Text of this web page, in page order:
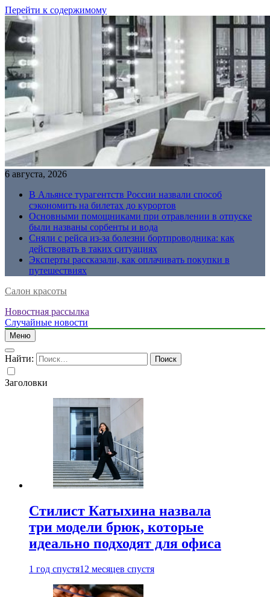
Перейти к содержимому
6 августа, 2026
В Альянсе турагентств России назвали способ
сэкономить на билетах до курортов
Основными помощниками при отравлении в отпуске
были названы сорбенты и вода
Сняли с рейса из-за болезни бортпроводника: как
действовать в таких ситуациях
Эксперты рассказали, как оплачивать покупки в
путешествиях
Салон красоты
Новостная рассылка
Случайные новости
Меню
Найти:
Заголовки
Стилист Катыхина назвала
три модели брюк, которые
идеально подходят для офиса
1 год спустя12 месяцев спустя